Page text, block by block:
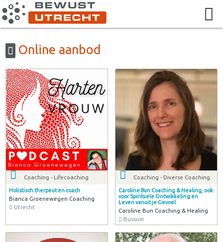
Online aanbod
Coaching - Lifecoaching
Holistisch therpeut en coach
Bianca Groenewegen Coaching
Utrecht
Coaching - Diverse Coaching
Caroline Bun Coaching & Healing, ook
voor Spirituele Ontwikkeling en
Leven vanuit je Gevoel
Caroline Bun Coaching & Healing
Bussum